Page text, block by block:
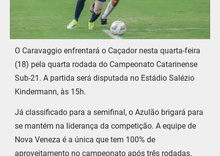
O Caravaggio enfrentará o Caçador nesta quarta-feira
(18) pela quarta rodada do Campeonato Catarinense
Sub-21. A partida será disputada no Estádio Salézio
Kindermann, às 15h.
Já classificado para a semifinal, o Azulão brigará para
se mantém na liderança da competição. A equipe de
Nova Veneza é a única que tem 100% de
aproveitamento no campeonato após três rodadas.